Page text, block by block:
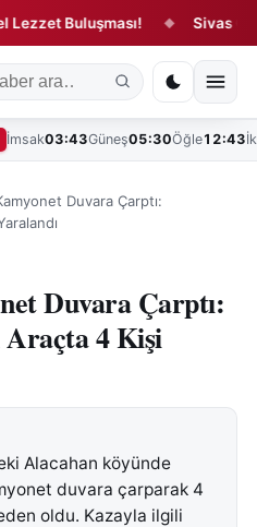
Buluşması! ◆ Sivas
İmsak03:43Güneş05:30Öğle12:43
Duvara Çarptı:
Duvara Çarptı:
Araçta 4 Kişi
Alacahan köyünde
duvara çarparak 4
oldu. Kazayla ilgili